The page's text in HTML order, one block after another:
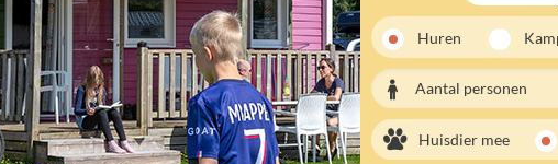
Huren
Aantal personen
Huisdier mee